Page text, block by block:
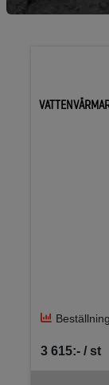
3 615:- / st
SEK per ST